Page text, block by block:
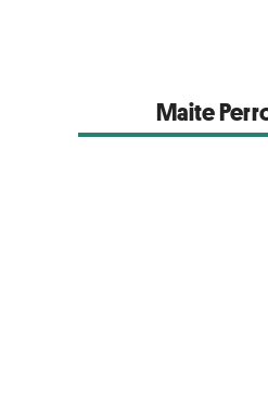
Maite